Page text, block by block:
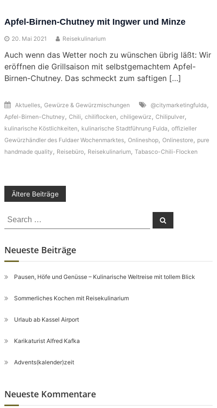
Apfel-Birnen-Chutney mit Ingwer und Minze
20. Mai 2021 Reisekulinarium
Auch wenn das Wetter noch zu wünschen übrig läßt: Wir
eröffnen die Grillsaison mit selbstgemachtem Apfel-
Birnen-Chutney. Das schmeckt zum saftigen […]
Aktuelles, Gewürze & Gewürzmischungen @citymarketingfulda ,
Apfel-Birnen-Chutney , Chili , chiliflocken , chiligewürz , Chilipulver,
kulinarische Köstlichkeiten , kulinarische Stadtführung Fulda , offizieller
Gewürzhändler des Fuldaer Wochenmarktes, Onlineshop, Onlinestore, pure
handmade quality , Reisebüro, Reisekulinarium, Tabasco-Chili-Flocken
Beitragsnavigation
Ältere Beiträge
Search
for:
Search
Neueste Beiträge
Pausen, Höfe und Genüsse – Kulinarische Weltreise mit tollem Blick
Sommerliches Kochen mit Reisekulinarium
Urlaub ab Kassel Airport
Karikaturist Alfred Kafka
Advents(kalender)zeit
Neueste Kommentare